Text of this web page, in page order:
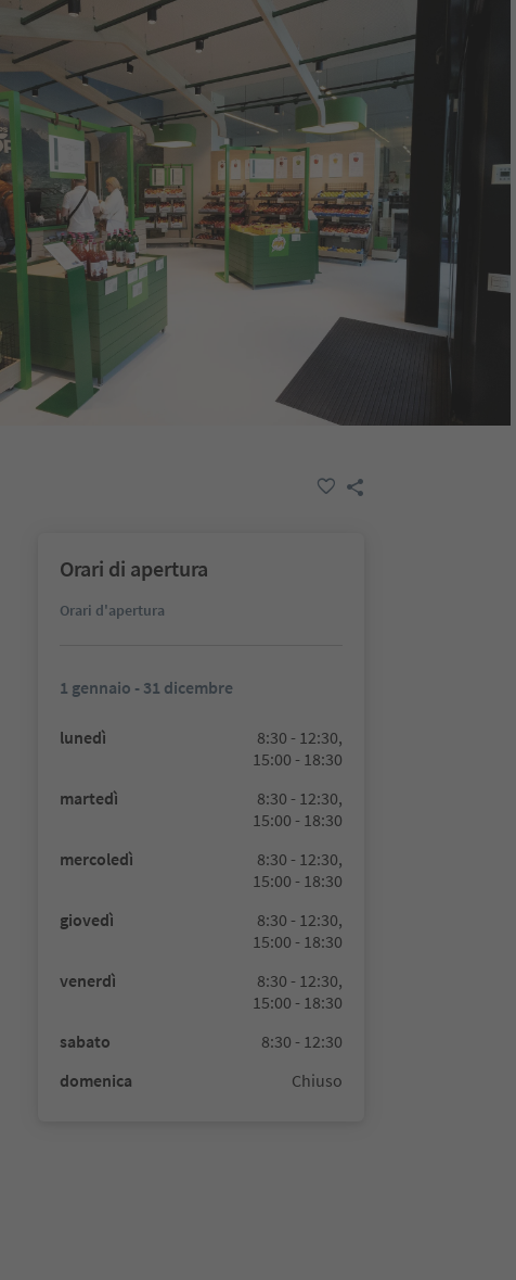
Orari di apertura
Orari d'apertura
1 gennaio - 31 dicembre
lunedì
8:30 - 12:30,
15:00 - 18:30
martedì
8:30 - 12:30,
15:00 - 18:30
mercoledì
8:30 - 12:30,
15:00 - 18:30
giovedì
8:30 - 12:30,
15:00 - 18:30
venerdì
8:30 - 12:30,
15:00 - 18:30
sabato
8:30 - 12:30
domenica
Chiuso